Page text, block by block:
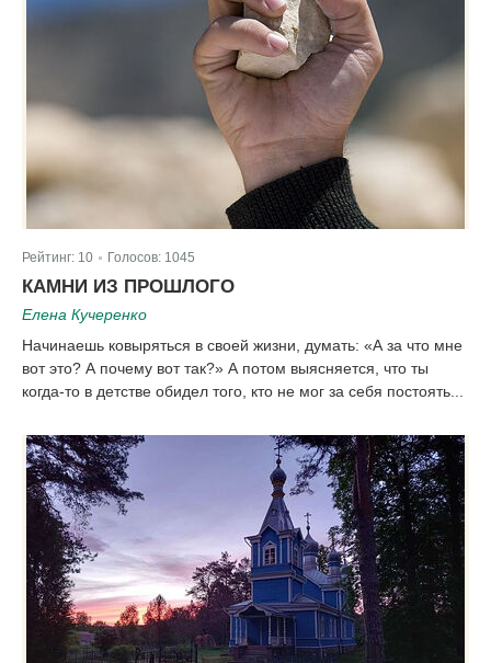
Рейтинг: 10 Голосов: 1045
КАМНИ ИЗ ПРОШЛОГО
Елена Кучеренко
Начинаешь ковыряться в своей жизни, думать: «А за что мне
вот это? А почему вот так?» А потом выясняется, что ты
когда-то в детстве обидел того, кто не мог за себя постоять...